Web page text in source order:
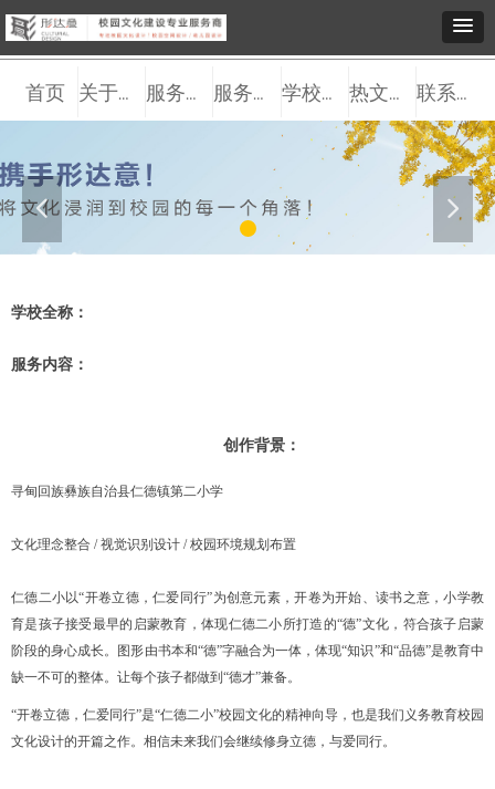
넳 넲
首页 关于我们 服务观点 服务内容 学校案例 热文推送 联系我们
寻甸回族彝族自治县仁德镇第二小学
文化理念整合 / 视觉识别设计 / 校园环境规划布置
仁德二小以“开卷立德，仁爱同行”为创意元素，开卷为开始、读书之意，小学教
育是孩子接受最早的启蒙教育，体现仁德二小所打造的“德”文化，符合孩子启蒙
阶段的身心成长。图形由书本和“德”字融合为一体，体现“知识”和“品德”是教育中
缺一不可的整体。让每个孩子都做到“德才”兼备。
“开卷立德，仁爱同行”是“仁德二小”校园文化的精神向导，也是我们义务教育校园
文化设计的开篇之作。相信未来我们会继续修身立德，与爱同行。
学校全称：
服务内容：
创作背景：